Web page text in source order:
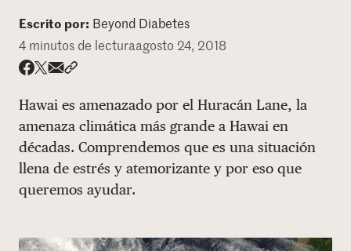
Programas
Quienes somos
Escrito por: Beyond Diabetes
4 minutos de lecturaagosto 24, 2018
Hawai es amenazado por el Huracán Lane, la
amenaza climática más grande a Hawai en
décadas. Comprendemos que es una situación
llena de estrés y atemorizante y por eso que
queremos ayudar.